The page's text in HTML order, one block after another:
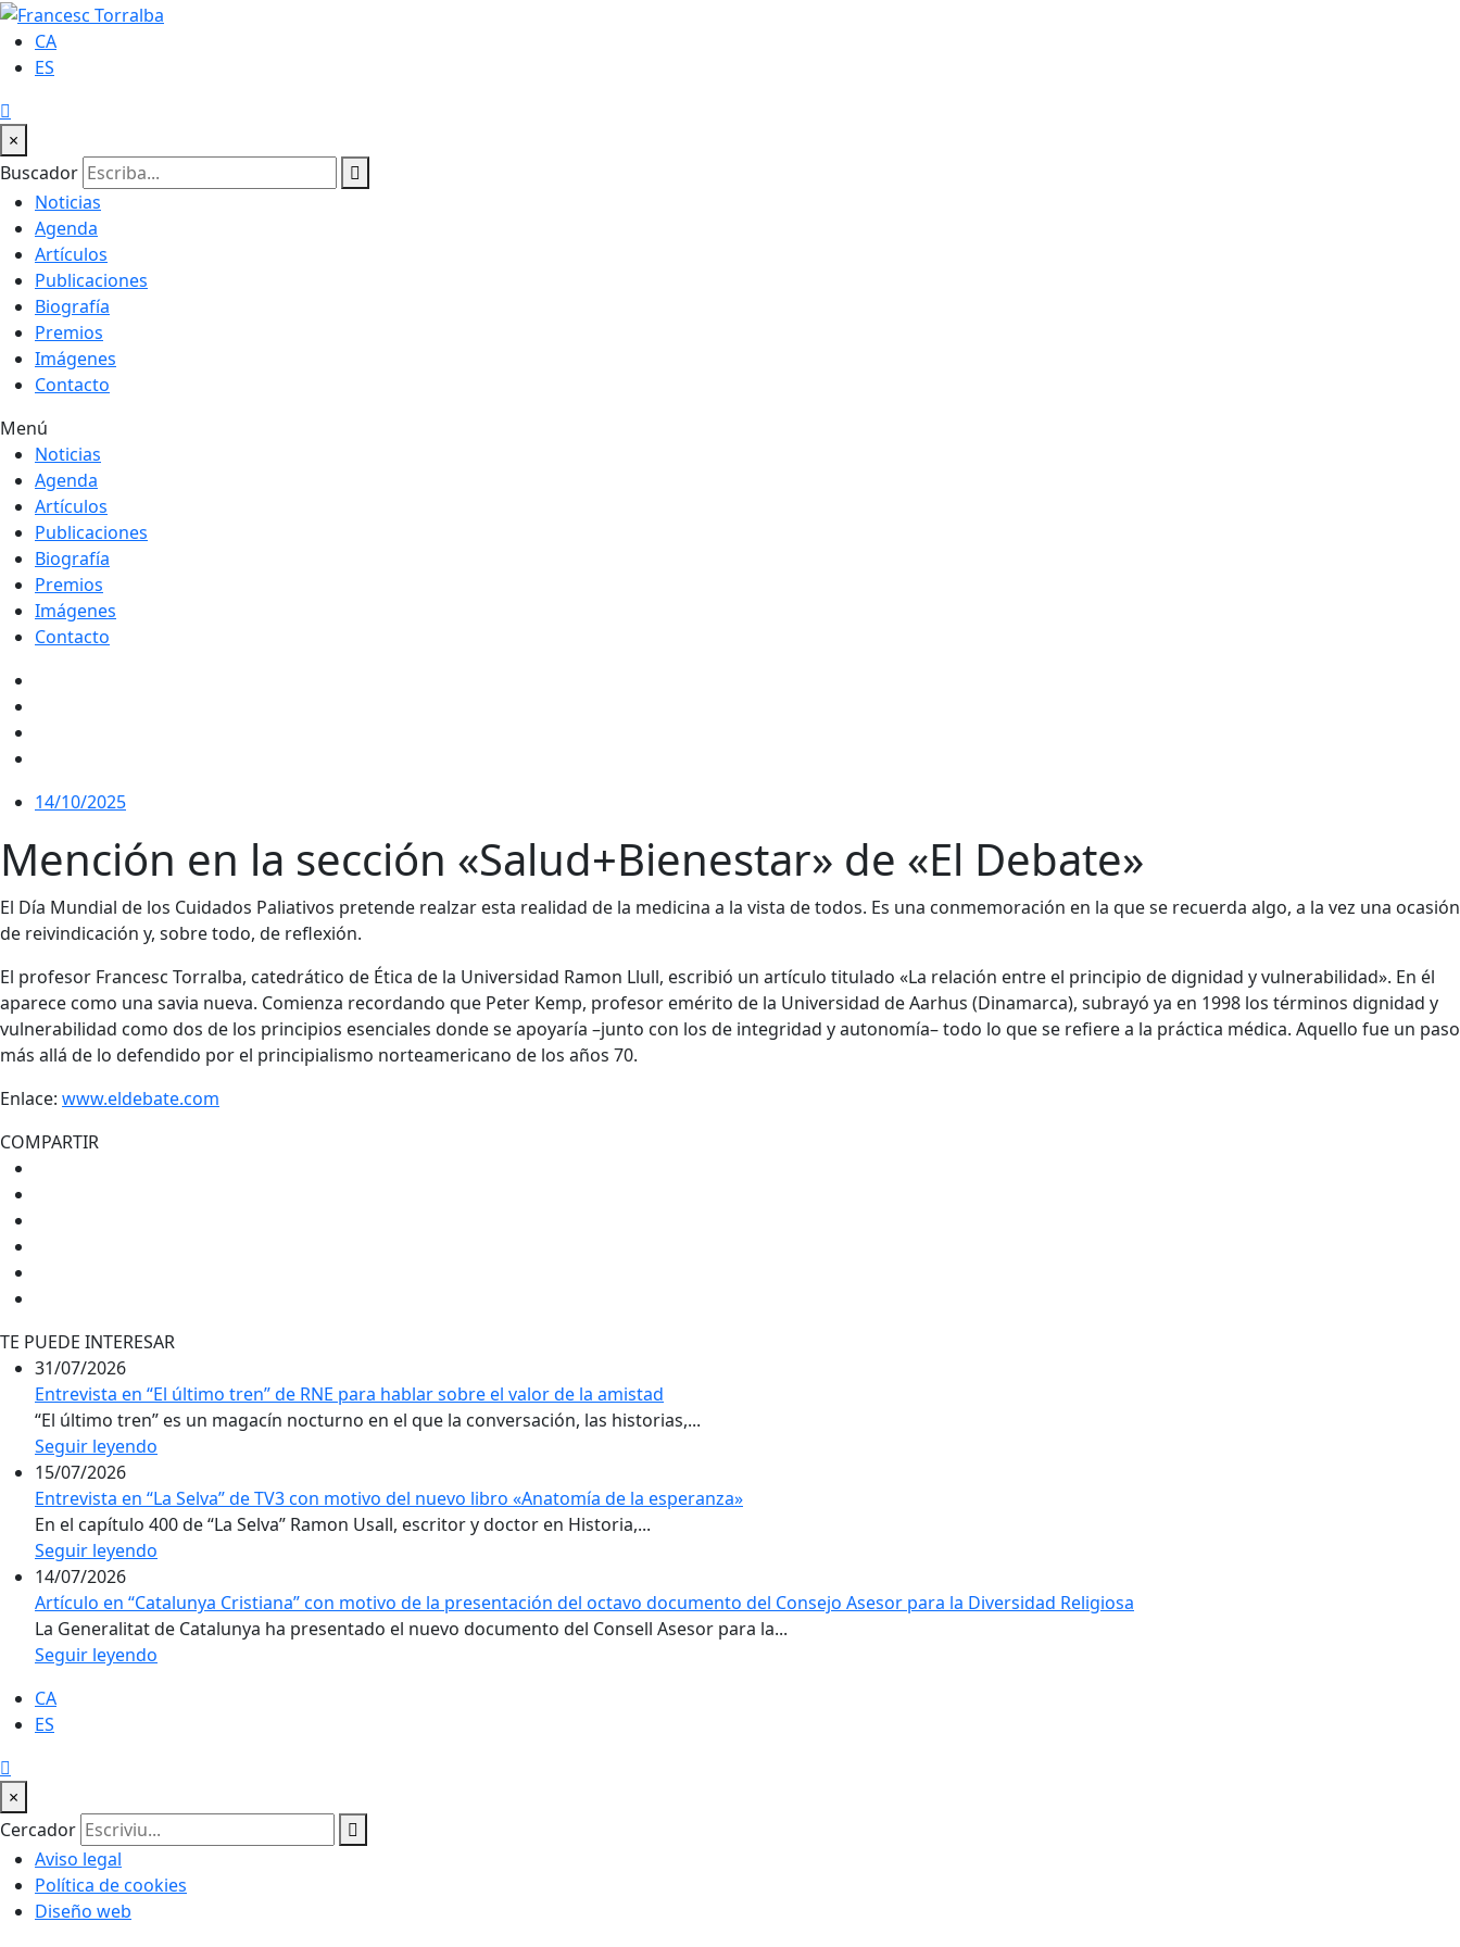
CA
ES
×
Buscador
Noticias
Agenda
Artículos
Publicaciones
Biografía
Premios
Imágenes
Contacto
Menú
Noticias
Agenda
Artículos
Publicaciones
Biografía
Premios
Imágenes
Contacto
14/10/2025
Mención en la sección «Salud+Bienestar» de «El Debate»
El Día Mundial de los Cuidados Paliativos pretende realzar esta realidad de la medicina a la vista de todos. Es una conmemoración en la que se recuerda algo, a la vez una ocasión
de reivindicación y, sobre todo, de reflexión.
El profesor Francesc Torralba, catedrático de Ética de la Universidad Ramon Llull, escribió un artículo titulado «La relación entre el principio de dignidad y vulnerabilidad». En él
aparece como una savia nueva. Comienza recordando que Peter Kemp, profesor emérito de la Universidad de Aarhus (Dinamarca), subrayó ya en 1998 los términos dignidad y
vulnerabilidad como dos de los principios esenciales donde se apoyaría –junto con los de integridad y autonomía– todo lo que se refiere a la práctica médica. Aquello fue un paso
más allá de lo defendido por el principialismo norteamericano de los años 70.
Enlace: www.eldebate.com
COMPARTIR
TE PUEDE INTERESAR
31/07/2026
Entrevista en “El último tren” de RNE para hablar sobre el valor de la amistad
“El último tren” es un magacín nocturno en el que la conversación, las historias,...
Seguir leyendo
15/07/2026
Entrevista en “La Selva” de TV3 con motivo del nuevo libro «Anatomía de la esperanza»
En el capítulo 400 de “La Selva” Ramon Usall, escritor y doctor en Historia,...
Seguir leyendo
14/07/2026
Artículo en “Catalunya Cristiana” con motivo de la presentación del octavo documento del Consejo Asesor para la Diversidad Religiosa
La Generalitat de Catalunya ha presentado el nuevo documento del Consell Asesor para la...
Seguir leyendo
CA
ES
×
Cercador
Aviso legal
Política de cookies
Diseño web